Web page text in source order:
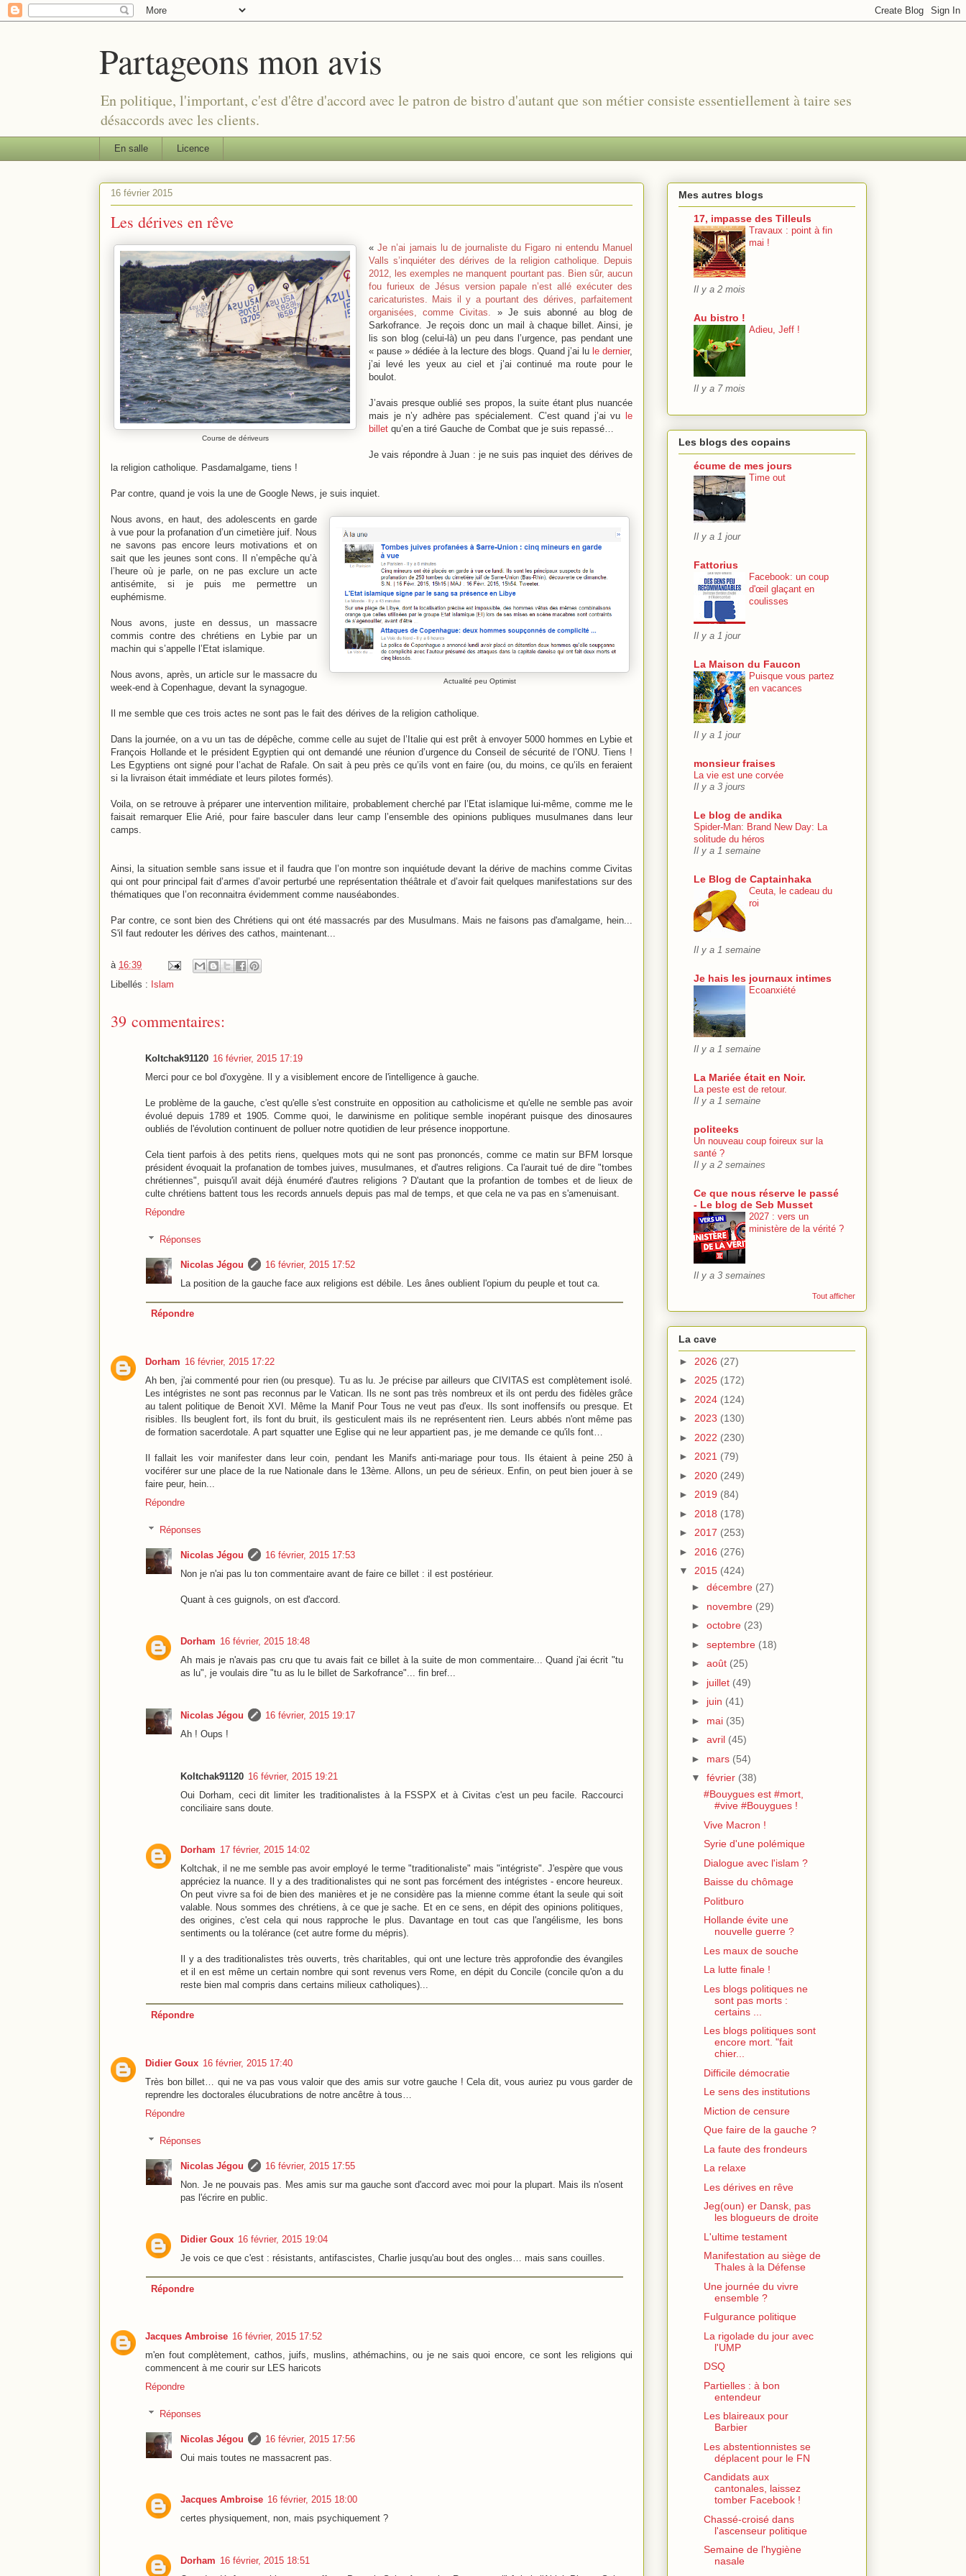
Partageons mon avis
En politique, l'important, c'est d'être d'accord avec le patron de bistro d'autant que son métier consiste essentiellement à taire ses
désaccords avec les clients.
En salle Licence
16 février 2015
Les dérives en rêve
Course de dériveurs
«Je n’ai jamais lu de journaliste du Figaro ni entendu Manuel
Valls s’inquiéter des dérives de la religion catholique. Depuis
2012, les exemples ne manquent pourtant pas. Bien sûr, aucun
fou furieux de Jésus version papale n’est allé exécuter des
caricaturistes. Mais il y a pourtant des dérives, parfaitement
organisées, comme Civitas. » Je suis abonné au blog de
Sarkofrance. Je reçois donc un mail à chaque billet. Ainsi, je
lis son blog (celui-là) un peu dans l’urgence, pas pendant une
« pause » dédiée à la lecture des blogs. Quand j’ai lu le dernier,
j’ai levé les yeux au ciel et j’ai continué ma route pour le
boulot.
J’avais presque oublié ses propos, la suite étant plus nuancée
mais je n’y adhère pas spécialement. C’est quand j’ai vu le
billet qu’en a tiré Gauche de Combat que je suis repassé…
Je vais répondre à Juan : je ne suis pas inquiet des dérives de
la religion catholique. Pasdamalgame, tiens !
Par contre, quand je vois la une de Google News, je suis inquiet.
Actualité peu Optimist
Nous avons, en haut, des adolescents en garde
à vue pour la profanation d’un cimetière juif. Nous
ne savons pas encore leurs motivations et on
sait que les jeunes sont cons. Il n’empêche qu’à
l’heure où je parle, on ne pas exclure un acte
antisémite, si je puis me permettre un
euphémisme.
Nous avons, juste en dessus, un massacre
commis contre des chrétiens en Lybie par un
machin qui s’appelle l’Etat islamique.
Nous avons, après, un article sur le massacre du
week-end à Copenhague, devant la synagogue.
Il me semble que ces trois actes ne sont pas le fait des dérives de la religion catholique.
Dans la journée, on a vu un tas de dépêche, comme celle au sujet de l’Italie qui est prêt à envoyer 5000 hommes en Lybie et
François Hollande et le président Egyptien qui ont demandé une réunion d’urgence du Conseil de sécurité de l’ONU. Tiens !
Les Egyptiens ont signé pour l’achat de Rafale. On sait à peu près ce qu’ils vont en faire (ou, du moins, ce qu’ils en feraient
si la livraison était immédiate et leurs pilotes formés).
Voila, on se retrouve à préparer une intervention militaire, probablement cherché par l’Etat islamique lui-même, comme me le
faisait remarquer Elie Arié, pour faire basculer dans leur camp l’ensemble des opinions publiques musulmanes dans leur
camps.
Ainsi, la situation semble sans issue et il faudra que l’on montre son inquiétude devant la dérive de machins comme Civitas
qui ont pour principal fait d’armes d’avoir perturbé une représentation théâtrale et d’avoir fait quelques manifestations sur des
thématiques que l’on reconnaitra évidemment comme nauséabondes.
Par contre, ce sont bien des Chrétiens qui ont été massacrés par des Musulmans. Mais ne faisons pas d'amalgame, hein...
S'il faut redouter les dérives des cathos, maintenant...
à 16:39
Libellés : Islam
39 commentaires:
Koltchak91120 16 février, 2015 17:19
Merci pour ce bol d'oxygène. Il y a visiblement encore de l'intelligence à gauche.
Le problème de la gauche, c'est qu'elle s'est construite en opposition au catholicisme et qu'elle ne semble pas avoir
évolué depuis 1789 et 1905. Comme quoi, le darwinisme en politique semble inopérant puisque des dinosaures
oubliés de l'évolution continuent de polluer notre quotidien de leur présence inopportune.
Cela tient parfois à des petits riens, quelques mots qui ne sont pas prononcés, comme ce matin sur BFM lorsque
président évoquait la profanation de tombes juives, musulmanes, et d'autres religions. Ca l'aurait tué de dire "tombes
chrétiennes", puisqu'il avait déjà énuméré d'autres religions ? D'autant que la profantion de tombes et de lieux de
culte chrétiens battent tous les records annuels depuis pas mal de temps, et que cela ne va pas en s'amenuisant.
Répondre
Réponses
Nicolas Jégou
16 février, 2015 17:52
La position de la gauche face aux religions est débile. Les ânes oublient l'opium du peuple et tout ca.
Répondre
Dorham 16 février, 2015 17:22
Ah ben, j'ai commenté pour rien (ou presque). Tu as lu. Je précise par ailleurs que CIVITAS est complètement isolé.
Les intégristes ne sont pas reconnus par le Vatican. Ils ne sont pas très nombreux et ils ont perdu des fidèles grâce
au talent politique de Benoit XVI. Même la Manif Pour Tous ne veut pas d'eux. Ils sont inoffensifs ou presque. Et
risibles. Ils beuglent fort, ils font du bruit, ils gesticulent mais ils ne représentent rien. Leurs abbés n'ont même pas
de formation sacerdotale. A part squatter une Eglise qui ne leur appartient pas, je me demande ce qu'ils font…
Il fallait les voir manifester dans leur coin, pendant les Manifs anti-mariage pour tous. Ils étaient à peine 250 à
vociférer sur une place de la rue Nationale dans le 13ème. Allons, un peu de sérieux. Enfin, on peut bien jouer à se
faire peur, hein...
Répondre
Réponses
Nicolas Jégou
16 février, 2015 17:53
Non je n'ai pas lu ton commentaire avant de faire ce billet : il est postérieur.
Quant à ces guignols, on est d'accord.
Dorham 16 février, 2015 18:48
Ah mais je n'avais pas cru que tu avais fait ce billet à la suite de mon commentaire... Quand j'ai écrit "tu
as lu", je voulais dire "tu as lu le billet de Sarkofrance"... fin bref...
Nicolas Jégou
16 février, 2015 19:17
Ah ! Oups !
Koltchak91120 16 février, 2015 19:21
Oui Dorham, ceci dit limiter les traditionalistes à la FSSPX et à Civitas c'est un peu facile. Raccourci
conciliaire sans doute.
Dorham 17 février, 2015 14:02
Koltchak, il ne me semble pas avoir employé le terme "traditionaliste" mais "intégriste". J'espère que vous
appréciez la nuance. Il y a des traditionalistes qui ne sont pas forcément des intégristes - encore heureux.
On peut vivre sa foi de bien des manières et je ne considère pas la mienne comme étant la seule qui soit
valable. Nous sommes des chrétiens, à ce que je sache. Et en ce sens, en dépit des opinions politiques,
des origines, c'est cela qui nous rapproche le plus. Davantage en tout cas que l'angélisme, les bons
sentiments ou la tolérance (cet autre forme du mépris).
Il y a des traditionalistes très ouverts, très charitables, qui ont une lecture très approfondie des évangiles
et il en est même un certain nombre qui sont revenus vers Rome, en dépit du Concile (concile qu'on a du
reste bien mal compris dans certains milieux catholiques)...
Répondre
Didier Goux 16 février, 2015 17:40
Très bon billet… qui ne va pas vous valoir que des amis sur votre gauche ! Cela dit, vous auriez pu vous garder de
reprendre les doctorales élucubrations de notre ancêtre à tous…
Répondre
Réponses
Nicolas Jégou
16 février, 2015 17:55
Non. Je ne pouvais pas. Mes amis sur ma gauche sont d'accord avec moi pour la plupart. Mais ils n'osent
pas l'écrire en public.
Didier Goux 16 février, 2015 19:04
Je vois ce que c'est : résistants, antifascistes, Charlie jusqu'au bout des ongles… mais sans couilles.
Répondre
Jacques Ambroise 16 février, 2015 17:52
m'en fout complètement, cathos, juifs, muslins, athémachins, ou je ne sais quoi encore, ce sont les religions qui
commencent à me courir sur LES haricots
Répondre
Réponses
Nicolas Jégou
16 février, 2015 17:56
Oui mais toutes ne massacrent pas.
Jacques Ambroise 16 février, 2015 18:00
certes physiquement, non, mais psychiquement ?
Dorham 16 février, 2015 18:51
Mes autres blogs
17, impasse des Tilleuls
Travaux : point à fin
mai !
Il y a 2 mois
Au bistro !
Adieu, Jeff !
Il y a 7 mois
Les blogs des copains
écume de mes jours
Time out
Il y a 1 jour
Fattorius
Facebook: un coup
d'œil glaçant en
coulisses
Il y a 1 jour
La Maison du Faucon
Puisque vous partez
en vacances
Il y a 1 jour
monsieur fraises
La vie est une corvée
Il y a 3 jours
Le blog de andika
Spider-Man: Brand New Day: La
solitude du héros
Il y a 1 semaine
Le Blog de Captainhaka
Ceuta, le cadeau du
roi
Il y a 1 semaine
Je hais les journaux intimes
Ecoanxiété
Il y a 1 semaine
La Mariée était en Noir.
La peste est de retour.
Il y a 1 semaine
politeeks
Un nouveau coup foireux sur la
santé ?
Il y a 2 semaines
Ce que nous réserve le passé
- Le blog de Seb Musset
2027 : vers un
ministère de la vérité ?
Il y a 3 semaines
Tout afficher
La cave
► 2026 (27)
► 2025 (172)
► 2024 (124)
► 2023 (130)
► 2022 (230)
► 2021 (79)
► 2020 (249)
► 2019 (84)
► 2018 (178)
► 2017 (253)
► 2016 (276)
▼ 2015 (424)
► décembre (27)
► novembre (29)
► octobre (23)
► septembre (18)
► août (25)
► juillet (49)
► juin (41)
► mai (35)
► avril (45)
► mars (54)
▼ février (38)
#Bouygues est #mort,
#vive #Bouygues !
Vive Macron !
Syrie d'une polémique
Dialogue avec l'islam ?
Baisse du chômage
Politburo
Hollande évite une
nouvelle guerre ?
Les maux de souche
La lutte finale !
Les blogs politiques ne
sont pas morts :
certains ...
Les blogs politiques sont
encore mort. "fait
chier...
Difficile démocratie
Le sens des institutions
Miction de censure
Que faire de la gauche ?
La faute des frondeurs
La relaxe
Les dérives en rêve
Jeg(oun) er Dansk, pas
les blogueurs de droite
L'ultime testament
Manifestation au siège de
Thales à la Défense
Une journée du vivre
ensemble ?
Fulgurance politique
La rigolade du jour avec
l'UMP
DSQ
Partielles : à bon
entendeur
Les blaireaux pour
Barbier
Les abstentionnistes se
déplacent pour le FN
Candidats aux
cantonales, laissez
tomber Facebook !
Chassé-croisé dans
l'ascenseur politique
Semaine de l'hygiène
nasale